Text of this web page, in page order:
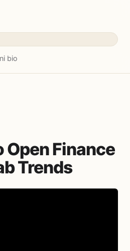
bio
Open Finance
Trends